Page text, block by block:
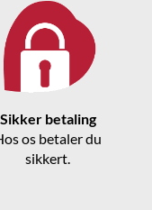
Sikker betaling
os betaler du
sikkert.